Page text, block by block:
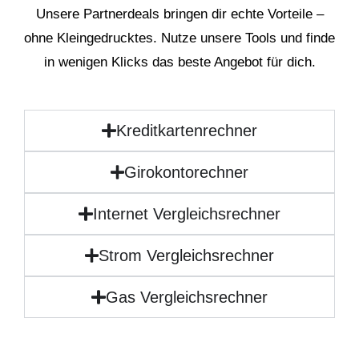
Unsere Partnerdeals bringen dir echte Vorteile –
ohne Kleingedrucktes. Nutze unsere Tools und finde
in wenigen Klicks das beste Angebot für dich.
Kreditkartenrechner
Girokontorechner
Internet Vergleichsrechner
Strom Vergleichsrechner
Gas Vergleichsrechner